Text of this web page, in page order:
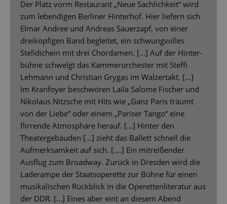
Der Platz vorm Restaurant „Neue Sachlichkeit“ wird
zum lebendigen Berliner Hinterhof. Hier liefern sich
Elmar Andree und Andreas Sauerzapf, von einer
dreiköpfigen Band begleitet, ein schwungvolles
Stelldichein mit drei Chordamen. [...] Auf der Hinter-
bühne schwelgt das Kammerorchester mit Steffi
Lehmann und Christian Grygas im Walzertakt. [...]
Im Kranfoyer beschwören Laila Salome Fischer und
Nikolaus Nitzsche mit Hits wie „Ganz Paris träumt
von der Liebe“ oder einem „Pariser Tango“ eine
flirrende Atmosphäre herauf. [...] Hinter den
Theatergebäuden [...] zieht das Ballett schnell die
Aufmerksamkeit auf sich. [....] Ein mitreißender
Ausflug zum Broadway. Zurück in Dresden wird die
Laderampe der Staatsoperette zur Bühne für einen
musikalischen Rückblick in die Operettenliteratur aus
der DDR. [...] Eines aber eint an diesem Abend